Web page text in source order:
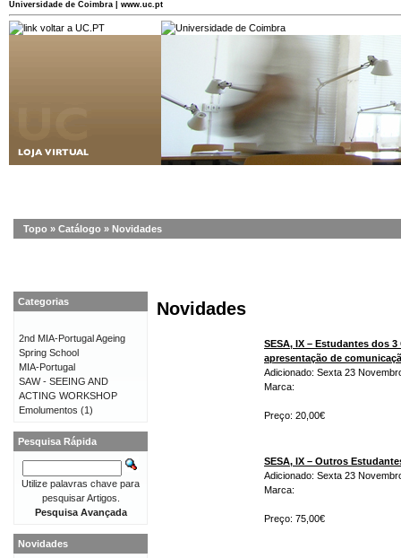
Universidade de Coimbra | www.uc.pt
Topo » Catálogo » Novidades
Novidades
SESA, IX – Estudantes dos
apresentação de
Adicionado: Sexta 23
Marca:
Preço: 20,00€
SESA, IX – Outros
Adicionado: Sexta 23
Marca:
Preço: 75,00€
Categorias
2nd MIA-Portugal Ageing
Spring School
MIA-Portugal
SAW - SEEING AND
ACTING WORKSHOP
Emolumentos (1)
Pesquisa Rápida
Utilize palavras chave para
pesquisar Artigos.
Pesquisa Avançada
Novidades